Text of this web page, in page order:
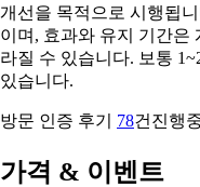
개선을 목적으로 시행됩
이며, 효과와 유지 기간은
라질 수 있습니다. 보통
있습니다.
방문 인증 후기 78건 진행
가격 & 이벤트